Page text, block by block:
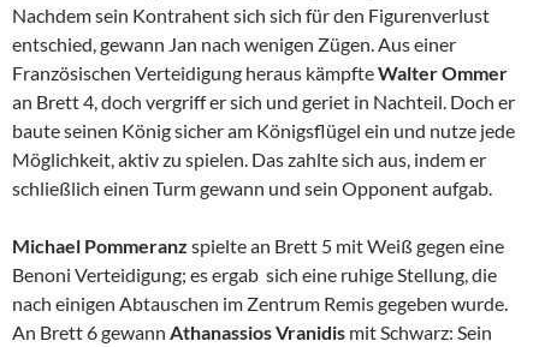
Nachdem sein Kontrahent sich sich für den Figurenverlust
entschied, gewann Jan nach wenigen Zügen. Aus einer
Französischen Verteidigung heraus kämpfteWalter Ommer
an Brett 4, doch vergriff er sich und geriet in Nachteil. Doch er
baute seinen König sicher am Königsflügel ein und nutze jede
Möglichkeit, aktiv zu spielen. Das zahlte sich aus, indem er
schließlich einen Turm gewann und sein Opponent aufgab.
Michael Pommeranz spielte an Brett 5 mit Weiß gegen eine
Benoni Verteidigung; es ergab sich eine ruhige Stellung, die
nach einigen Abtauschen im Zentrum Remis gegeben wurde.
An Brett 6 gewann Athanassios Vranidis mit Schwarz: Sein